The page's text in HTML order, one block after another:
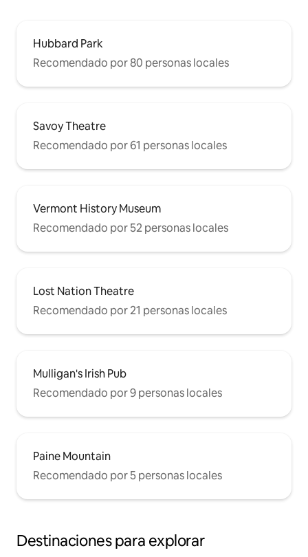
Hubbard Park
Recomendado por 80 personas locales
Savoy Theatre
Recomendado por 61 personas locales
Vermont History Museum
Recomendado por 52 personas locales
Lost Nation Theatre
Recomendado por 21 personas locales
Mulligan's Irish Pub
Recomendado por 9 personas locales
Paine Mountain
Recomendado por 5 personas locales
Destinaciones para explorar